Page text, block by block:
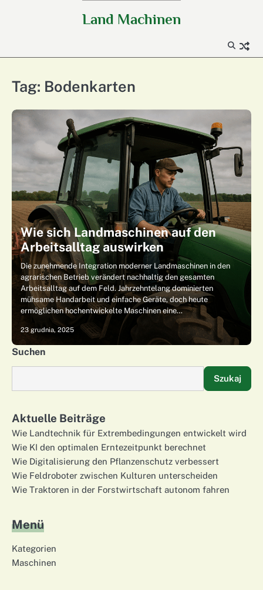
Land Machinen
Tag: Bodenkarten
Wie sich Landmaschinen auf den
Arbeitsalltag auswirken
Die zunehmende Integration moderner Landmaschinen in den
agrarischen Betrieb verändert nachhaltig den gesamten
Arbeitsalltag auf dem Feld. Jahrzehntelang dominierten
mühsame Handarbeit und einfache Geräte, doch heute
ermöglichen hochentwickelte Maschinen eine…
23 grudnia, 2025
Suchen
Szukaj
Aktuelle Beiträge
Wie Landtechnik für Extrembedingungen entwickelt wird
Wie KI den optimalen Erntezeitpunkt berechnet
Wie Digitalisierung den Pflanzenschutz verbessert
Wie Feldroboter zwischen Kulturen unterscheiden
Wie Traktoren in der Forstwirtschaft autonom fahren
Menü
Kategorien
Maschinen